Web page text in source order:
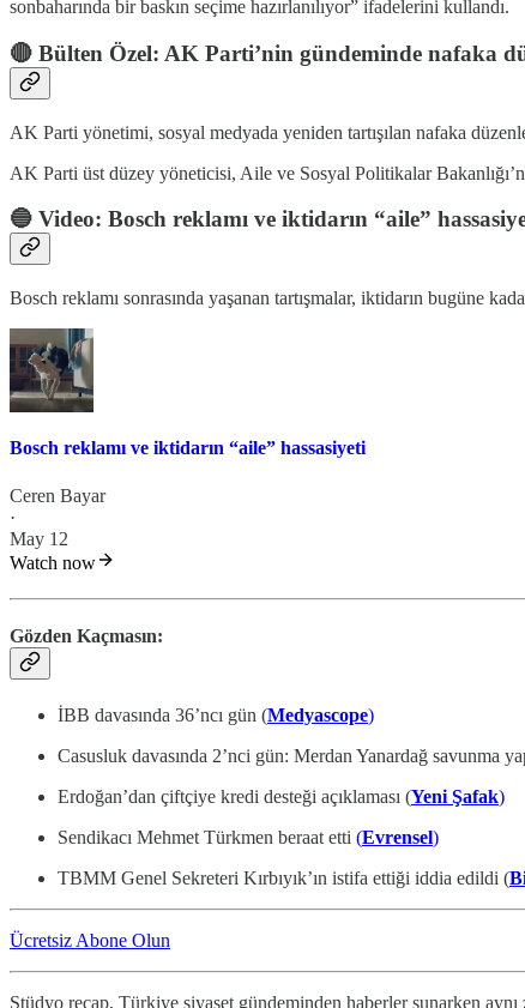
sonbaharında bir baskın seçime hazırlanılıyor” ifadelerini kullandı.
🔴 Bülten Özel: AK Parti’nin gündeminde nafaka
AK Parti yönetimi, sosyal medyada yeniden tartışılan nafaka
AK Parti üst düzey yöneticisi, Aile ve Sosyal Politikalar
🔵 Video: Bosch reklamı ve iktidarın “aile”
Bosch reklamı sonrasında yaşanan tartışmalar, iktidarın bugüne
Bosch reklamı ve iktidarın “aile” hassasiyeti
Ceren Bayar
·
May 12
Watch now
Gözden Kaçmasın:
İBB davasında 36’ncı gün (Medyascope)
Casusluk davasında 2’nci gün: Merdan Yanardağ savunma
Erdoğan’dan çiftçiye kredi desteği açıklaması (Yeni Şafak)
Sendikacı Mehmet Türkmen beraat etti (Evrensel)
TBMM Genel Sekreteri Kırbıyık’ın istifa ettiği iddia edildi (
Ücretsiz Abone Olun
Stüdyo recap, Türkiye siyaset gündeminden haberler sunarken aynı